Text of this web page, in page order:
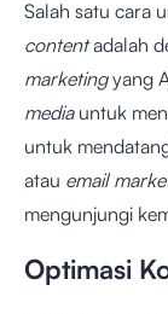
Salah satu cara
contentadalah
marketingyang
mediauntuk
untuk
atau email
mengunjungi
Optimasi